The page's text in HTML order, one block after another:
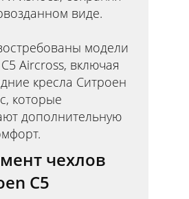
виде.
модели
Aircross, включая
кресла Ситроен
которые
дополнительную
чехлов
C5